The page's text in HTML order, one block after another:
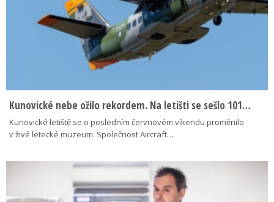
Kunovické nebe ožilo rekordem. Na letišti se sešlo 101…
Kunovické letiště se o posledním červnovém víkendu proměnilo
v živé letecké muzeum. Společnost Aircraft…